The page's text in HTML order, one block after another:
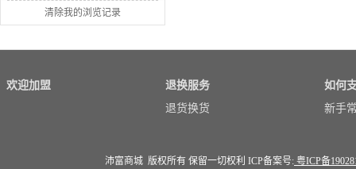
清除我的浏览记录
欢迎加盟
退换服务
退货换货
如何
新手
沛富商城 版权所有 保留一切权利 ICP备案号: 粤ICP备